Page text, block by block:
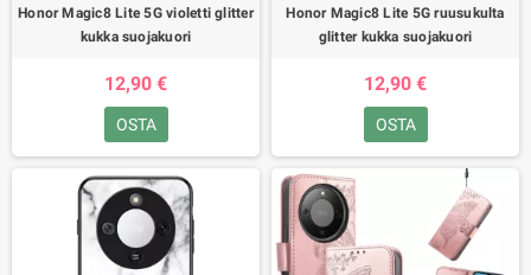
Honor Magic8 Lite 5G violetti glitter
kukka suojakuori
12,90 €
OSTA
Honor Magic8 Lite 5G ruusukulta
glitter kukka suojakuori
12,90 €
OSTA